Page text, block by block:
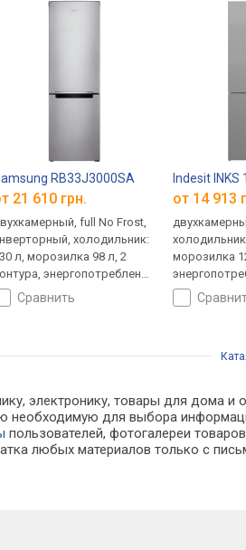
RB33J3000SA
21 610 грн.
full No Frost,
холодильник:
л, морозилка 98 л, 2
энергопотребление
шум 40 дБ, 185x60x67 см
сравнить
Indesit INKS
от 14 913
морозилка
38 дБ,
электронику, товары для дома и
необходимую для выбора
пользователей, фотогалереи
любых материалов только с